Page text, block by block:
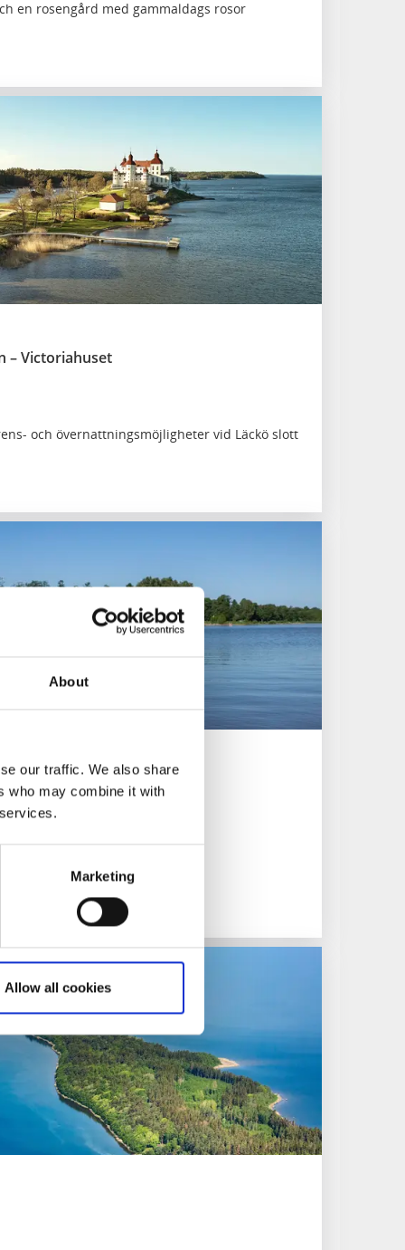
About
our traffic. We also share
who may combine it with
Marketing
Allow all cookies
en rosengård med gammaldags rosor
– Victoriahuset
och övernattningsmöjligheter vid Läckö slott